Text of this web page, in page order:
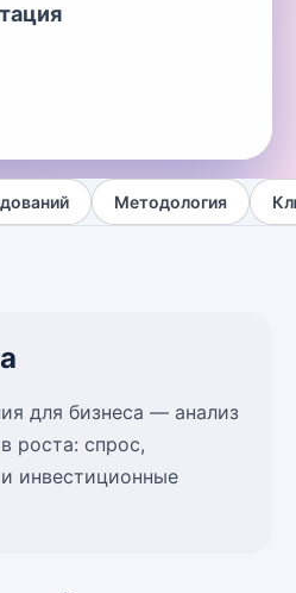
Методология
для бизнеса — анализ
роста: спрос,
инвестиционные